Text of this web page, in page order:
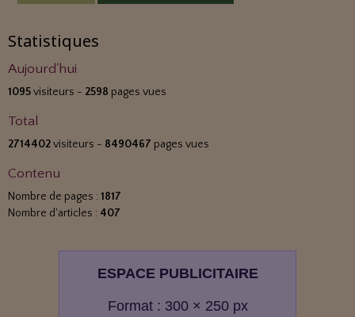
Statistiques
Aujourd'hui
1095visiteurs - 2598 pages vues
Total
2714402visiteurs - 8490467 pages vues
Contenu
Nombre de pages : 1817
Nombre d'articles : 407
ESPACE PUBLICITAIRE
Format : 300 × 250 px